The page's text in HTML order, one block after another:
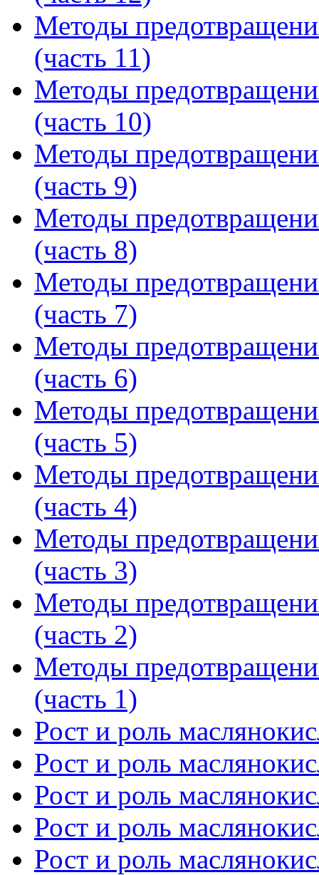
Методы
(часть 11)
Методы
(часть 10)
Методы
(часть 9)
Методы
(часть 8)
Методы
(часть 7)
Методы
(часть 6)
Методы
(часть 5)
Методы
(часть 4)
Методы
(часть 3)
Методы
(часть 2)
Методы
(часть 1)
Рост и роль
Рост и роль
Рост и роль
Рост и роль
Рост и роль